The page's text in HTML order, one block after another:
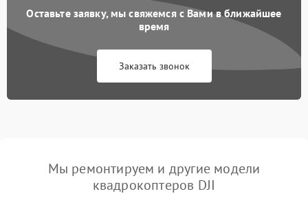
Оставьте заявку, мы свяжемся с Вами в ближайшее
время
Заказать звонок
Мы ремонтируем и другие модели
квадрокоптеров DJI